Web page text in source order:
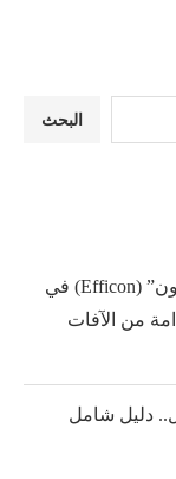
البحث
شركة “بي. إيه. إس. إف.” تطلق منتج “إيفيكون” (Efficon) في
من الآفات
دليل شامل